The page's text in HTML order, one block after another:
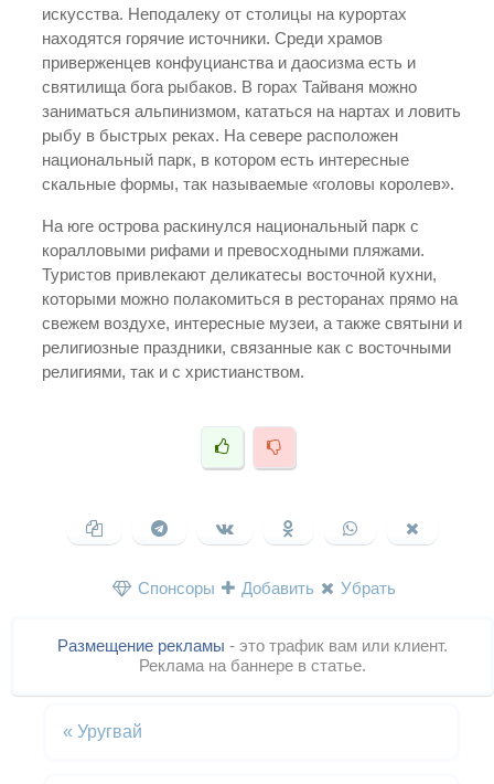
искусства. Неподалеку от столицы на курортах
находятся горячие источники. Среди храмов
приверженцев конфуцианства и даосизма есть и
святилища бога рыбаков. В горах Тайваня можно
заниматься альпинизмом, кататься на нартах и ловить
рыбу в быстрых реках. На севере расположен
национальный парк, в котором есть интересные
скальные формы, так называемые «головы королев».
На юге острова раскинулся национальный парк с
коралловыми рифами и превосходными пляжами.
Туристов привлекают деликатесы восточной кухни,
которыми можно полакомиться в ресторанах прямо на
свежем воздухе, интересные музеи, а также святыни и
религиозные праздники, связанные как с восточными
религиями, так и с христианством.
Спонсоры Добавить Убрать
Размещение рекламы - это трафик вам или клиент.
Реклама на баннере в статье.
« Уругвай